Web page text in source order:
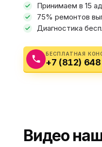
Бытовая
Принимаем в 15
75% ремонтов
Диагностика
БЕСПЛАТНАЯ
+7 (812)
Видео